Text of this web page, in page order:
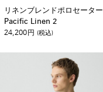
リネンブレンドポロセーター
Pacific Linen 2
24,200円 (税込)